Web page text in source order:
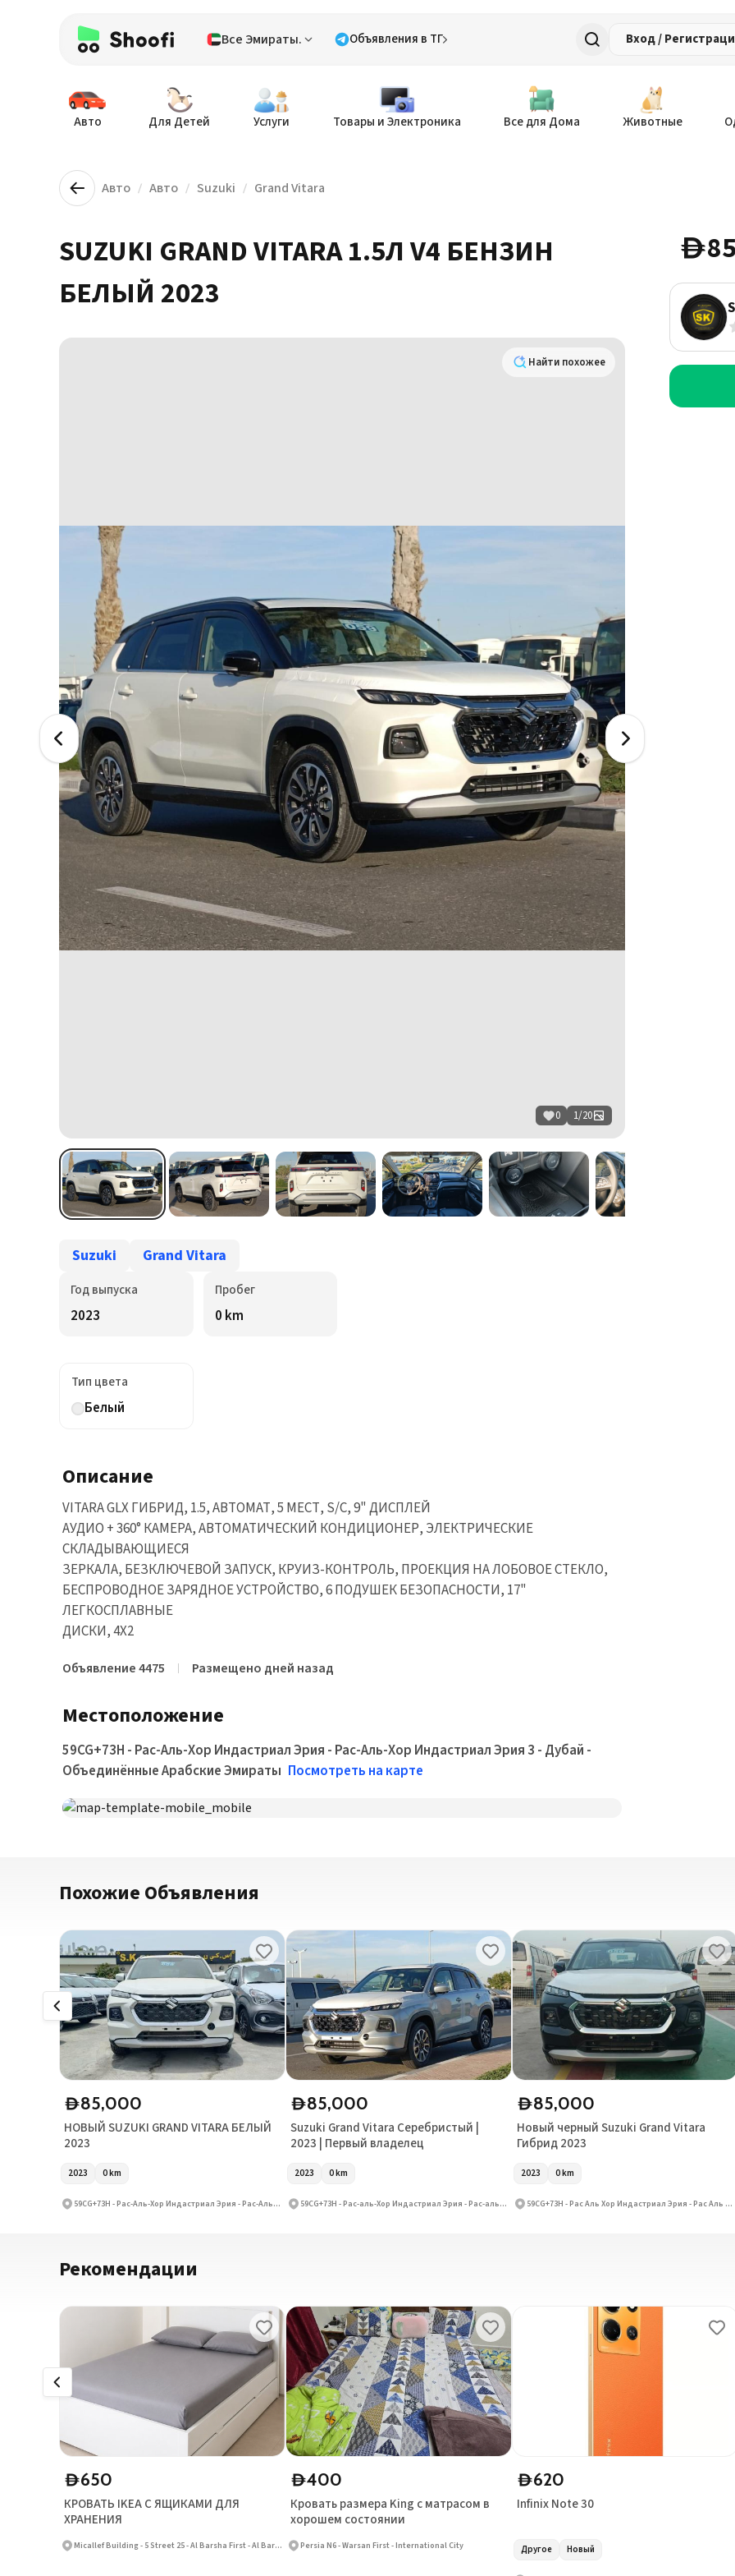
Все Эмираты. Объявления в ТГ Вход /
Авто Для Детей Услуги Товары и Электроника Все для Дома Животные
Авто Авто Suzuki Grand Vitara
SUZUKI GRAND VITARA 1.5Л V4 БЕНЗИН
БЕЛЫЙ 2023
Найти похожее
0 1/20
Suzuki Grand Vitara
Год выпуска
2023
Пробег
0 km
Тип цвета
Белый
Описание
VITARA GLX ГИБРИД, 1.5, АВТОМАТ, 5 МЕСТ, S/C, 9" ДИСПЛЕЙ
АУДИО + 360° КАМЕРА, АВТОМАТИЧЕСКИЙ КОНДИЦИОНЕР, ЭЛЕКТРИЧЕСКИЕ
СКЛАДЫВАЮЩИЕСЯ
ЗЕРКАЛА, БЕЗКЛЮЧЕВОЙ ЗАПУСК, КРУИЗ-КОНТРОЛЬ, ПРОЕКЦИЯ НА ЛОБОВОЕ СТЕКЛО,
БЕСПРОВОДНОЕ ЗАРЯДНОЕ УСТРОЙСТВО, 6 ПОДУШЕК БЕЗОПАСНОСТИ, 17"
ЛЕГКОСПЛАВНЫЕ
ДИСКИ, 4X2
Объявление 4475 Размещено дней назад
Местоположение
59CG+73H - Рас-Аль-Хор Индастриал Эрия - Рас-Аль-Хор Индастриал Эрия 3 - Дубай -
Объединённые Арабские Эмираты Посмотреть на карте
D
Похожие Объявления
D85,000
НОВЫЙ SUZUKI GRAND VITARA БЕЛЫЙ
2023
2023 0km
59CG+73H - Рас-Аль-Хор Индастриал Эрия - Рас-Аль-Хор Индастриал Эрия 3 - Дубай - Объединённые Арабские Эмираты
D85,000
Suzuki Grand Vitara Серебристый |
2023 | Первый владелец
2023 0km
59CG+73H - Рас-аль-Хор Индастриал Эрия - Рас-аль-Хор Индастриал Эрия 3 - Дубай - Объединённые Арабские Эмираты
D85,000
Новый черный Suzuki Grand Vitara
Гибрид 2023
2023 0km
59CG+73H - Рас Аль Хор Индастриал Эрия - Рас Аль Хор Индастриал Эрия 3 - Дубай - Объединенные Арабские Эмираты
Рекомендации
D650
КРОВАТЬ IKEA С ЯЩИКАМИ ДЛЯ
ХРАНЕНИЯ
Micallef Building - 5 Street 25 - Al Barsha First - Al Barsha
D400
Кровать размера King с матрасом в
хорошем состоянии
Persia N6 - Warsan First - International City
D620
Infinix Note 30
Другое Новый